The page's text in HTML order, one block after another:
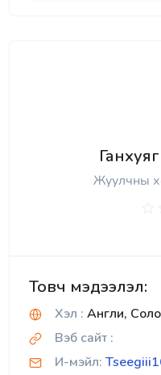
Жуулчны
Товч мэдээлэл:
Хэл : Англи,
Вэб сайт :
И-мэйл: